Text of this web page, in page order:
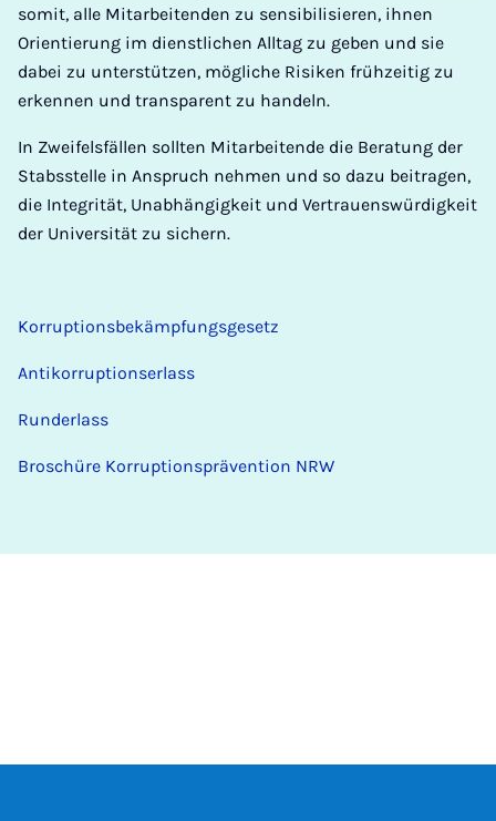
somit, alle Mitarbeitenden zu sensibilisieren, ihnen
Orientierung im dienstlichen Alltag zu geben und sie
dabei zu unterstützen, mögliche Risiken frühzeitig zu
erkennen und transparent zu handeln.
In Zweifelsfällen sollten Mitarbeitende die Beratung der
Stabsstelle in Anspruch nehmen und so dazu beitragen,
die Integrität, Unabhängigkeit und Vertrauenswürdigkeit
der Universität zu sichern.
Korruptionsbekämpfungsgesetz
Antikorruptionserlass
Runderlass
Broschüre Korruptionsprävention NRW